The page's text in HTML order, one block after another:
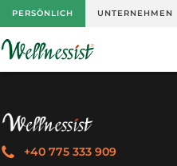
PERSÖNLICH UNTERNEHMEN
+40 775 333 909